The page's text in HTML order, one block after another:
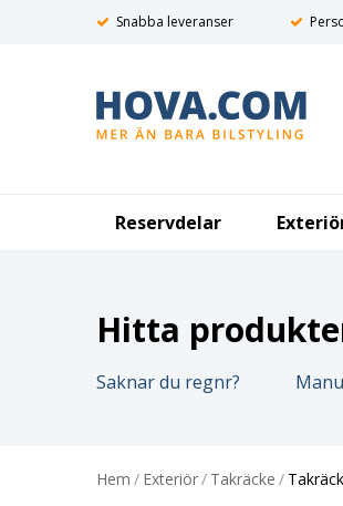
Snabba leveranser
Reservdelar
Hitta
Saknar du regnr?
Hem / Exteriör/ Takräcke /